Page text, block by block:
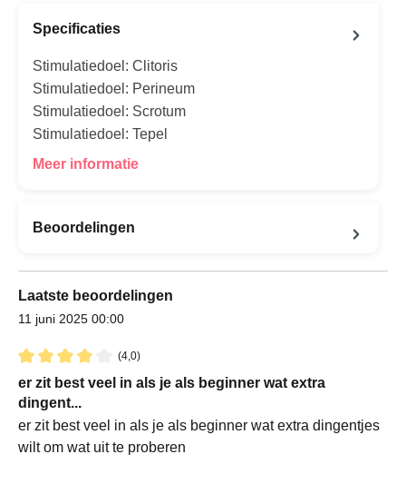
Specificaties
Stimulatiedoel: Clitoris
Stimulatiedoel: Perineum
Stimulatiedoel: Scrotum
Stimulatiedoel: Tepel
Meer informatie
Beoordelingen
Laatste beoordelingen
11 juni 2025 00:00
(4,0)
Recensie met een waardering van 4 van de 5 sterren
er zit best veel in als je als beginner wat extra
dingent...
er zit best veel in als je als beginner wat extra dingentjes
wilt om wat uit te proberen